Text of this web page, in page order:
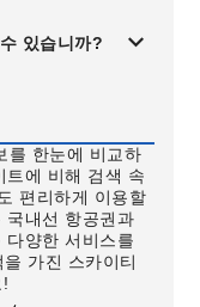
있습니까?
를 한눈에 비교하
트에 비해 검색 속
편리하게 이용할
국내선 항공권과
양한 서비스를
가진 스카이티